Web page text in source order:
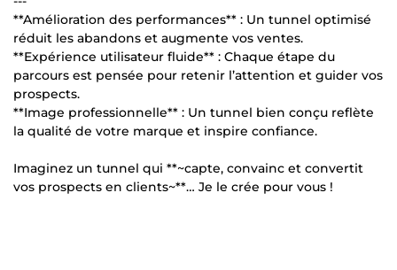
**Amélioration des performances** : Un tunnel optimisé
réduit les abandons et augmente vos ventes.
**Expérience utilisateur fluide** : Chaque étape du
parcours est pensée pour retenir l’attention et guider vos
prospects.
**Image professionnelle** : Un tunnel bien conçu reflète
la qualité de votre marque et inspire confiance.
Imaginez un tunnel qui **~capte, convainc et convertit
vos prospects en clients~**… Je le crée pour vous !